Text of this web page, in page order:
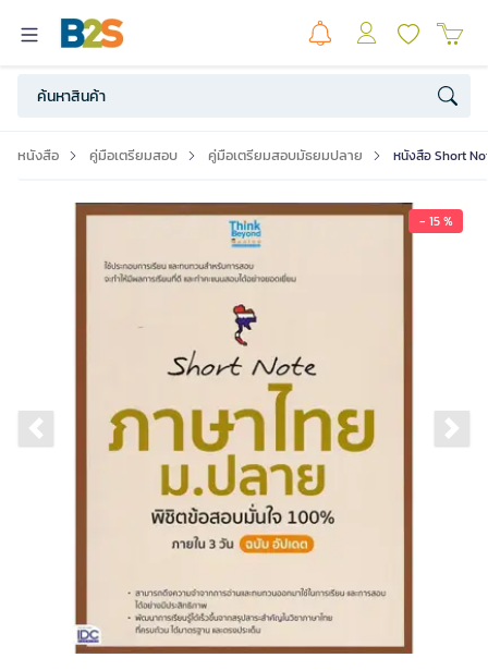
หนังสือ คู่มือเตรียมสอบ คู่มือเตรียมสอบมัธยมปลาย หนังสือ Short
- 15 %
Previous slide